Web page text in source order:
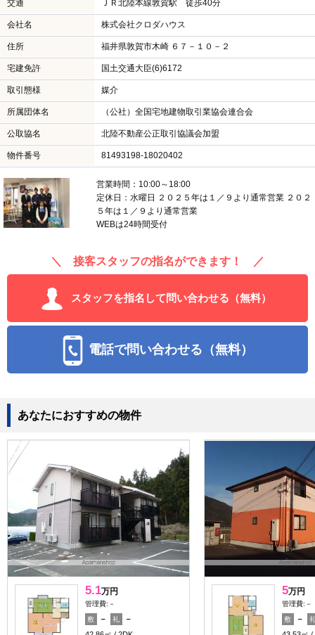
交通 ＪＲ北陸本線敦賀駅 徒歩40分
会社名 株式会社クロダハウス
住所 福井県敦賀市木崎 ６７－１０－２
宅建免許 国土交通大臣(6)6172
取引態様 媒介
所属団体名 （公社）全国宅地建物取引業協会連合会
公取協名 北陸不動産公正取引協議会加盟
物件番号 81493198-18020402
営業時間：10:00～18:00
定休日：水曜日 ２０２５年は１／９より通常営業 ２０２
５年は１／９より通常営業
WEBは24時間受付
＼ 接客スタッフの指名ができます！ ／
スタッフを指名して問い合わせる（無料）
電話で問い合わせる（無料）
あなたにおすすめの物件
5.1万円
管理費:－
敷 － 礼
－
5万円
管理費:－
敷 －